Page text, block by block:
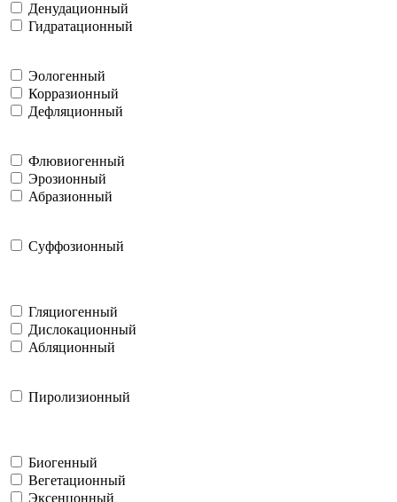
Денудационный
Гидратационный
Эологенный
Корразионный
Дефляционный
Флювиогенный
Эрозионный
Абразионный
Суффозионный
Гляциогенный
Дислокационный
Абляционный
Пиролизионный
Биогенный
Вегетационный
Эксенцонный